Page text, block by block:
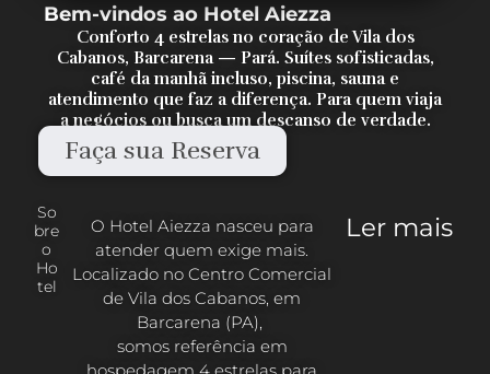
Bem-vindos ao Hotel Aiezza
Conforto 4 estrelas no coração de Vila dos
Cabanos, Barcarena — Pará. Suítes sofisticadas,
café da manhã incluso, piscina, sauna e
atendimento que faz a diferença. Para quem viaja
a negócios ou busca um descanso de verdade.
Faça sua Reserva
So
bre
o
Ho
tel
O Hotel Aiezza nasceu para
atender quem exige mais.
Localizado no Centro Comercial
de Vila dos Cabanos, em
Barcarena (PA),
somos referência em
Ler mais